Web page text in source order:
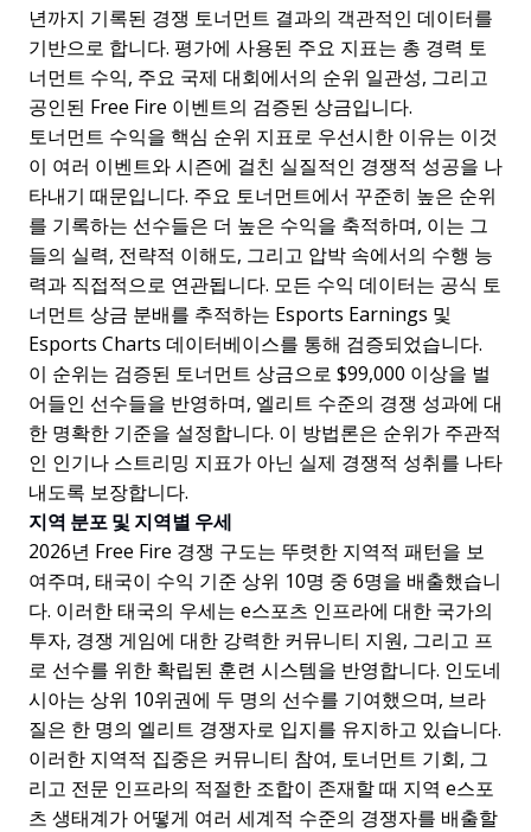
년까지 기록된 경쟁 토너먼트 결과의 객관적인 데이터를
기반으로 합니다. 평가에 사용된 주요 지표는 총 경력 토
너먼트 수익, 주요 국제 대회에서의 순위 일관성, 그리고
공인된 Free Fire 이벤트의 검증된 상금입니다.
토너먼트 수익을 핵심 순위 지표로 우선시한 이유는 이것
이 여러 이벤트와 시즌에 걸친 실질적인 경쟁적 성공을 나
타내기 때문입니다. 주요 토너먼트에서 꾸준히 높은 순위
를 기록하는 선수들은 더 높은 수익을 축적하며, 이는 그
들의 실력, 전략적 이해도, 그리고 압박 속에서의 수행 능
력과 직접적으로 연관됩니다. 모든 수익 데이터는 공식 토
너먼트 상금 분배를 추적하는 Esports Earnings 및
Esports Charts 데이터베이스를 통해 검증되었습니다.
이 순위는 검증된 토너먼트 상금으로 $99,000 이상을 벌
어들인 선수들을 반영하며, 엘리트 수준의 경쟁 성과에 대
한 명확한 기준을 설정합니다. 이 방법론은 순위가 주관적
인 인기나 스트리밍 지표가 아닌 실제 경쟁적 성취를 나타
내도록 보장합니다.
지역 분포 및 지역별 우세
2026년 Free Fire 경쟁 구도는 뚜렷한 지역적 패턴을 보
여주며, 태국이 수익 기준 상위 10명 중 6명을 배출했습니
다. 이러한 태국의 우세는 e스포츠 인프라에 대한 국가의
투자, 경쟁 게임에 대한 강력한 커뮤니티 지원, 그리고 프
로 선수를 위한 확립된 훈련 시스템을 반영합니다. 인도네
시아는 상위 10위권에 두 명의 선수를 기여했으며, 브라
질은 한 명의 엘리트 경쟁자로 입지를 유지하고 있습니다.
이러한 지역적 집중은 커뮤니티 참여, 토너먼트 기회, 그
리고 전문 인프라의 적절한 조합이 존재할 때 지역 e스포
츠 생태계가 어떻게 여러 세계적 수준의 경쟁자를 배출할